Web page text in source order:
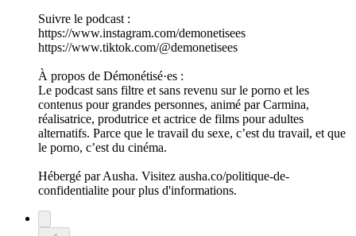
Suivre le podcast :
https://www.instagram.com/demonetisees
https://www.tiktok.com/@demonetisees
À propos de Démonétisé·es :
Le podcast sans filtre et sans revenu sur le porno et les
contenus pour grandes personnes, animé par Carmina,
réalisatrice, produtrice et actrice de films pour adultes
alternatifs. Parce que le travail du sexe, c’est du travail, et que
le porno, c’est du cinéma.
Hébergé par Ausha. Visitez ausha.co/politique-de-
confidentialite pour plus d'informations.